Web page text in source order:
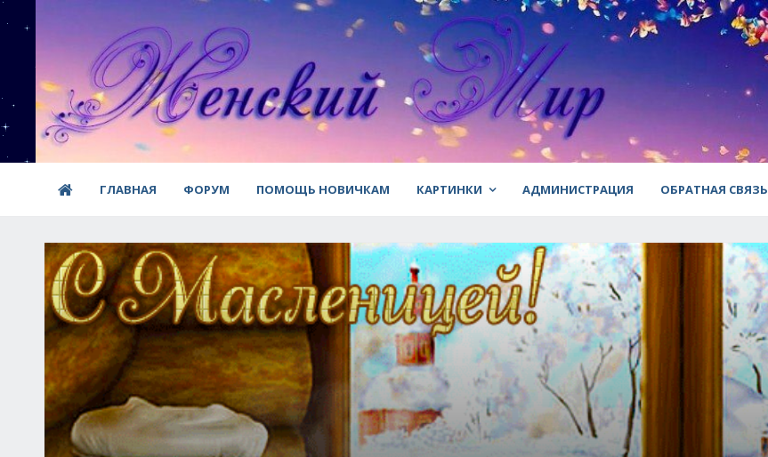
ГЛАВНАЯ ФОРУМ ПОМОЩЬ НОВИЧКАМ КАРТИНКИ АДМИНИСТРАЦИЯ ОБРАТНАЯ СВЯЗЬ